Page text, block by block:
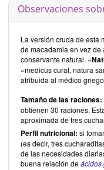
Observaciones
La versión cruda de esta
de macadamia en vez
conservante natural. «
«medicus curat, natura
atribuida al médico
Tamaño de las raciones:
obtienen 30 raciones.
aproximada de tres
Perfil nutricional: si
(es decir, tres
de las necesidades
buena relación deácidos